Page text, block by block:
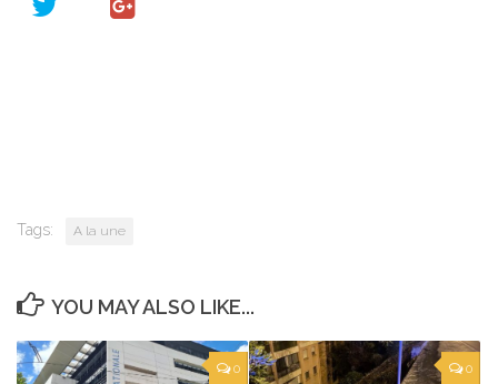
Tags: A la une
YOU MAY ALSO LIKE...
0 0